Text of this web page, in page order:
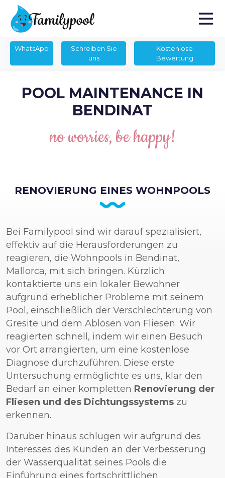
WhatsApp
Schreiben Sie
uns
Kostenlose
Bewertung
POOL MAINTENANCE IN
BENDINAT
no worries, be happy!
RENOVIERUNG EINES WOHNPOOLS
Bei Familypool sind wir darauf spezialisiert,
effektiv auf die Herausforderungen zu
reagieren, die Wohnpools in Bendinat,
Mallorca, mit sich bringen. Kürzlich
kontaktierte uns ein lokaler Bewohner
aufgrund erheblicher Probleme mit seinem
Pool, einschließlich der Verschlechterung von
Gresite und dem Ablösen von Fliesen. Wir
reagierten schnell, indem wir einen Besuch
vor Ort arrangierten, um eine kostenlose
Diagnose durchzuführen. Diese erste
Untersuchung ermöglichte es uns, klar den
Bedarf an einer kompletten Renovierung der
Fliesen und des Dichtungssystems zu
erkennen.
Darüber hinaus schlugen wir aufgrund des
Interesses des Kunden an der Verbesserung
der Wasserqualität seines Pools die
Einführung eines fortschrittlichen